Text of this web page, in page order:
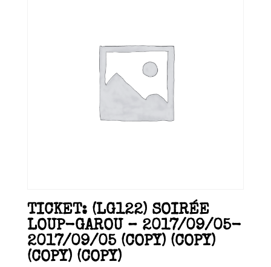
TICKET: (LG122) SOIRÉE
LOUP-GAROU – 2017/09/05-
2017/09/05 (COPY) (COPY)
(COPY) (COPY)